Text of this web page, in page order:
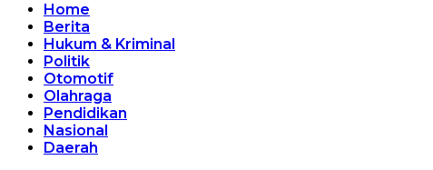
Home
Berita
Hukum & Kriminal
Politik
Otomotif
Olahraga
Pendidikan
Nasional
Daerah